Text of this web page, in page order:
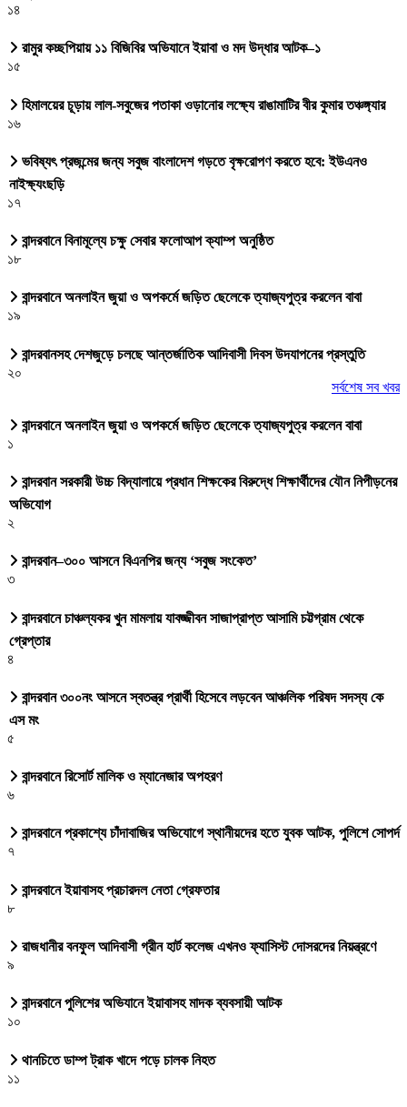
১৪
রামুর কচ্ছপিয়ায় ১১ বিজিবির অভিযানে ইয়াবা ও মদ উদ্ধার আটক–১
১৫
হিমালয়ের চূড়ায় লাল-সবুজের পতাকা ওড়ানোর লক্ষ্যে রাঙামাটির বীর কুমার তঞ্চঙ্গ্যার
১৬
ভবিষ্যৎ প্রজন্মের জন্য সবুজ বাংলাদেশ গড়তে বৃক্ষরোপণ করতে হবে: ইউএনও
নাইক্ষ্যংছড়ি
১৭
বান্দরবানে বিনামূল্যে চক্ষু সেবার ফলোআপ ক্যাম্প অনুষ্ঠিত
১৮
বান্দরবানে অনলাইন জুয়া ও অপকর্মে জড়িত ছেলেকে ত্যাজ্যপুত্র করলেন বাবা
১৯
বান্দরবানসহ দেশজুড়ে চলছে আন্তর্জাতিক আদিবাসী দিবস উদযাপনের প্রস্তুতি
২০
সর্বশেষ সব খবর
বান্দরবানে অনলাইন জুয়া ও অপকর্মে জড়িত ছেলেকে ত্যাজ্যপুত্র করলেন বাবা
১
বান্দরবান সরকারী উচ্চ বিদ্যালায়ে প্রধান শিক্ষকের বিরুদ্ধে শিক্ষার্থীদের যৌন নিপীড়নের
অভিযোগ
২
বান্দরবান–৩০০ আসনে বিএনপির জন্য ‘সবুজ সংকেত’
৩
বান্দরবানে চাঞ্চল্যকর খুন মামলায় যাবজ্জীবন সাজাপ্রাপ্ত আসামি চট্টগ্রাম থেকে
গ্রেপ্তার
৪
বান্দরবান ৩০০নং আসনে স্বতন্ত্র প্রার্থী হিসেবে লড়বেন আঞ্চলিক পরিষদ সদস্য কে
এস মং
৫
বান্দরবানে রিসোর্ট মালিক ও ম্যানেজার অপহরণ
৬
বান্দরবানে প্রকাশ্যে চাঁদাবাজির অভিযোগে স্থানীয়দের হতে যুবক আটক, পুলিশে সোপর্দ
৭
বান্দরবানে ইয়াবাসহ প্রচারদল নেতা গ্রেফতার
৮
রাজধানীর বনফুল আদিবাসী গ্রীন হার্ট কলেজ এখনও ফ্যাসিস্ট দোসরদের নিয়ন্ত্রণে
৯
বান্দরবানে পুলিশের অভিযানে ইয়াবাসহ মাদক ব্যবসায়ী আটক
১০
থানচিতে ডাম্প ট্রাক খাদে পড়ে চালক নিহত
১১